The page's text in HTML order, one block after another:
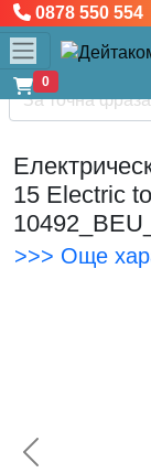
0878 550
0
15 Electric
>>> Още
<< Предишна